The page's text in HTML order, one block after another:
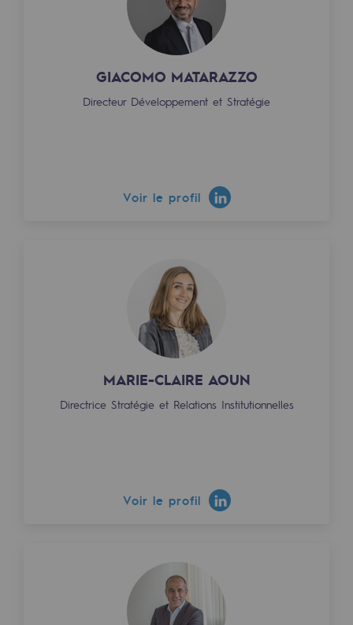
GIACOMO MATARAZZO
Directeur Développement et Stratégie
Voir le profil
MARIE-CLAIRE AOUN
Directrice Stratégie et Relations Institutionnelles
Voir le profil